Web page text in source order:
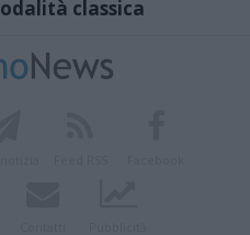
classica